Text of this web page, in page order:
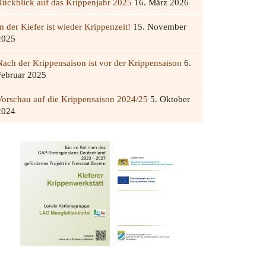
auf das Krippenjahr 2025 16. März 2026
der Kiefer ist wieder Krippenzeit! 15. November
der Krippensaison ist vor der Krippensaison 6.
2025
auf die Krippensaison 2024/25 5. Oktober